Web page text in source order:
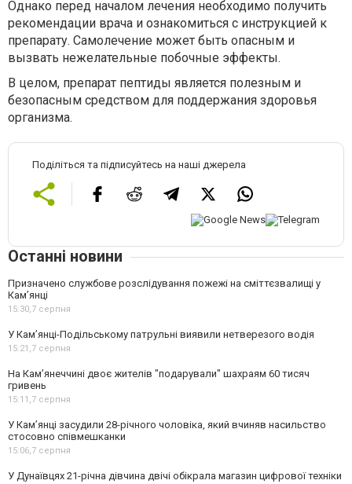
Однако перед началом лечения необходимо получить
рекомендации врача и ознакомиться с инструкцией к
препарату. Самолечение может быть опасным и
вызвать нежелательные побочные эффекты.
В целом, препарат пептиды является полезным и
безопасным средством для поддержания здоровья
организма.
Поділіться та підписуйтесь на наші джерела
Останні новини
Призначено службове розслідування пожежі на сміттєзвалищі у
Кам’янці
15:30,7 серпня
У Кам’янці-Подільському патрульні виявили нетверезого водія
15:21,7 серпня
На Камʼянеччині двоє жителів "подарували" шахраям 60 тисяч
гривень
15:11,7 серпня
У Камʼянці засудили 28-річного чоловіка, який вчиняв насильство
стосовно співмешканки
15:06,7 серпня
У Дунаївцях 21-річна дівчина двічі обікрала магазин цифрової техніки